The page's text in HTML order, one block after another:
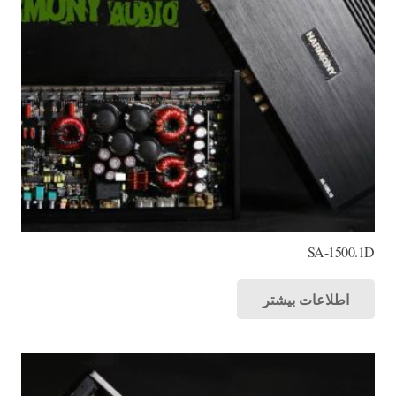
SA-1500.1D
اطلاعات بیشتر